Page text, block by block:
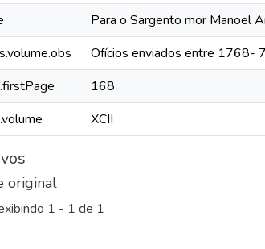
Para o Sargento mor Manoel
Ofícios enviados entre 1768-
168
XCII
original
1 - 1 de 1